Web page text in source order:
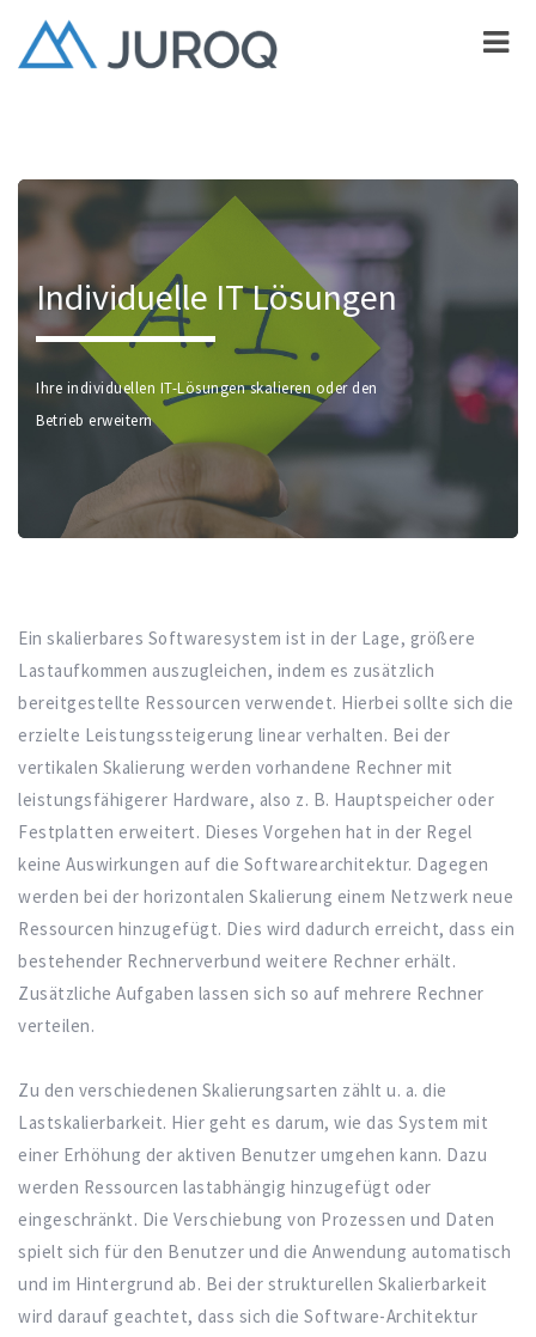
Individuelle IT Lösungen
Ihre individuellen IT-Lösungen skalieren oder den
Betrieb erweitern
Ein skalierbares Softwaresystem ist in der Lage, größere
Lastaufkommen auszugleichen, indem es zusätzlich
bereitgestellte Ressourcen verwendet. Hierbei sollte sich die
erzielte Leistungssteigerung linear verhalten. Bei der
vertikalen Skalierung werden vorhandene Rechner mit
leistungsfähigerer Hardware, also z. B. Hauptspeicher oder
Festplatten erweitert. Dieses Vorgehen hat in der Regel
keine Auswirkungen auf die Softwarearchitektur. Dagegen
werden bei der horizontalen Skalierung einem Netzwerk neue
Ressourcen hinzugefügt. Dies wird dadurch erreicht, dass ein
bestehender Rechnerverbund weitere Rechner erhält.
Zusätzliche Aufgaben lassen sich so auf mehrere Rechner
verteilen.
Zu den verschiedenen Skalierungsarten zählt u. a. die
Lastskalierbarkeit. Hier geht es darum, wie das System mit
einer Erhöhung der aktiven Benutzer umgehen kann. Dazu
werden Ressourcen lastabhängig hinzugefügt oder
eingeschränkt. Die Verschiebung von Prozessen und Daten
spielt sich für den Benutzer und die Anwendung automatisch
und im Hintergrund ab. Bei der strukturellen Skalierbarkeit
wird darauf geachtet, dass sich die Software-Architektur